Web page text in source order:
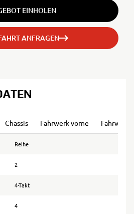
EINHOLEN
ANFRAGEN
Chassis Fahrwerk vorne Fahrwerk
Reihe
2
4-Takt
4